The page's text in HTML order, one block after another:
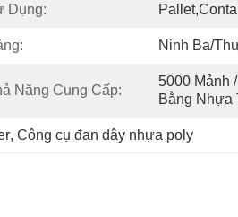
Dụng:
Ninh Ba/
Năng Cung Cấp:
5000 Mảnh
Bằng Nhựa
, Công cụ đan dây nhựa poly